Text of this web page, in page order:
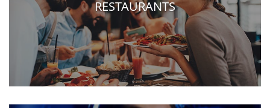
RESTAURANTS